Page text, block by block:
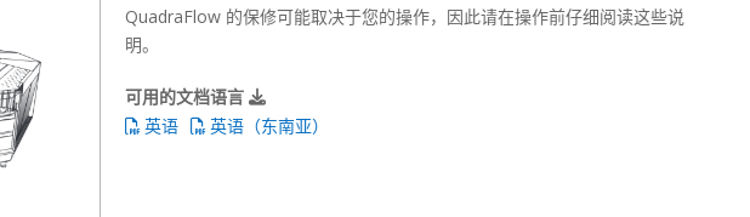
QuadraFlow 的保修可能取决于您的操作，因此请在操作前仔细阅读这些说
明。
可用的文档语言
英语
英语（东南亚）